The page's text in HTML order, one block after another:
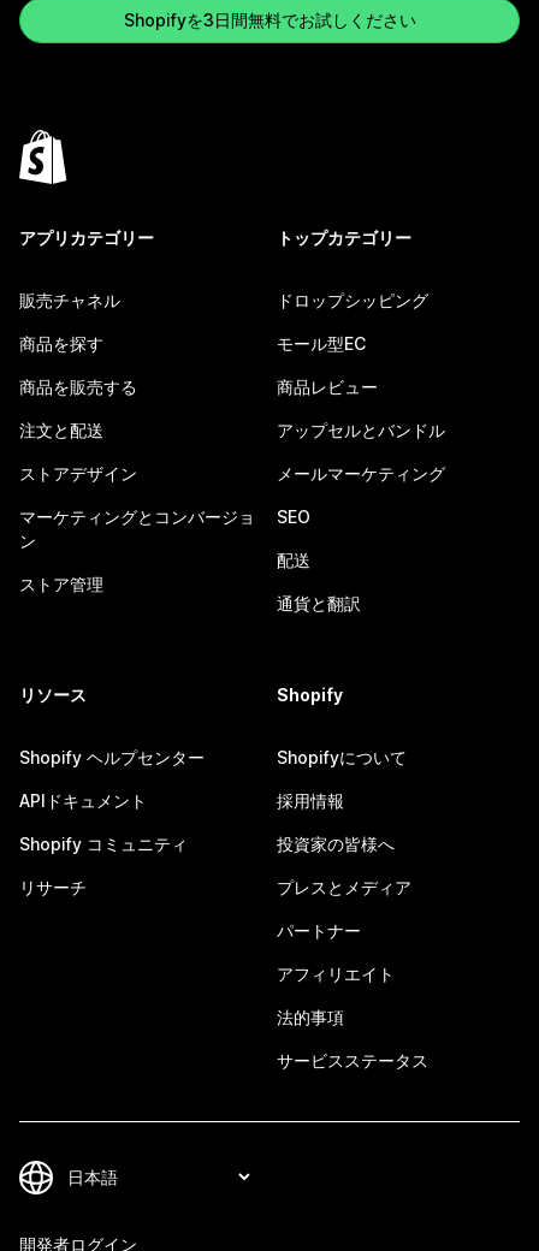
Shopifyを3日間無料でお試しください
アプリカテゴリー
販売チャネル
商品を探す
商品を販売する
注文と配送
ストアデザイン
マーケティングとコンバージョ
ン
ストア管理
トップカテゴリー
ドロップシッピング
モール型EC
商品レビュー
アップセルとバンドル
メールマーケティング
SEO
配送
通貨と翻訳
リソース
Shopify ヘルプセンター
APIドキュメント
Shopify コミュニティ
リサーチ
Shopify
Shopifyについて
採用情報
投資家の皆様へ
プレスとメディア
パートナー
アフィリエイト
法的事項
サービスステータス
開発者ログイン